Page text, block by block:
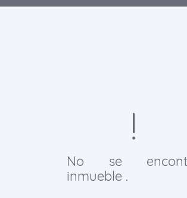
No se
inmueble .